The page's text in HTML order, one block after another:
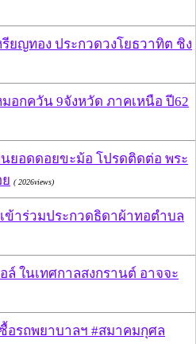
ยญทอง ประกวดวงโยธวาทิต ชิง
อกควัน 9จังหวัด ภาคเหนือ ปี62
ยอดดอยขะม้อ โปรดติดต่อ พระ
( 2026views)
ข้าร่วมประกวดธิดาผ้าทอตำบล
ในเทศกาลสงกรานต์ อาจจะ
อรถพยาบาลฯ #สมาคมกุศล